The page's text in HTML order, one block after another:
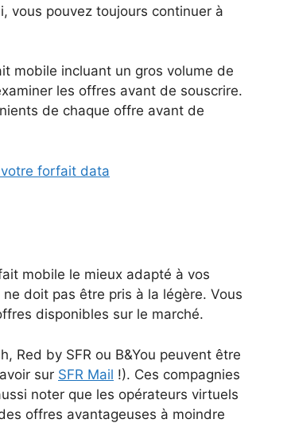
vous pouvez toujours continuer à
mobile incluant un gros volume de
les offres avant de souscrire.
de chaque offre avant de
forfait data
mobile le mieux adapté à vos
doit pas être pris à la légère. Vous
disponibles sur le marché.
Red by SFR ou B&You peuvent être
sur SFR Mail !). Ces compagnies
noter que les opérateurs virtuels
offres avantageuses à moindre